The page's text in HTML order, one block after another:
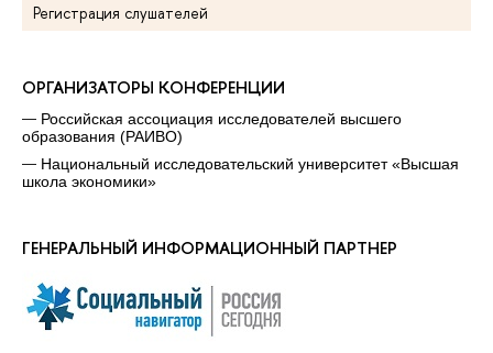
Регистрация слушателей
ОРГАНИЗАТОРЫ КОНФЕРЕНЦИИ
Российская ассоциация исследователей высшего
образования (РАИВО)
Национальный исследовательский университет «Высшая
школа экономики»
ГЕНЕРАЛЬНЫЙ ИНФОРМАЦИОННЫЙ ПАРТНЕР